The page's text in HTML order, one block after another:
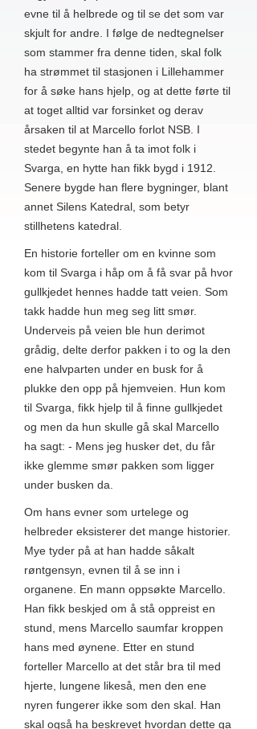
evne til å helbrede og til se det som var
skjult for andre. I følge de nedtegnelser
som stammer fra denne tiden, skal folk
ha strømmet til stasjonen i Lillehammer
for å søke hans hjelp, og at dette førte til
at toget alltid var forsinket og derav
årsaken til at Marcello forlot NSB. I
stedet begynte han å ta imot folk i
Svarga, en hytte han fikk bygd i 1912.
Senere bygde han flere bygninger, blant
annet Silens Katedral, som betyr
stillhetens katedral.
En historie forteller om en kvinne som
kom til Svarga i håp om å få svar på hvor
gullkjedet hennes hadde tatt veien. Som
takk hadde hun meg seg litt smør.
Underveis på veien ble hun derimot
grådig, delte derfor pakken i to og la den
ene halvparten under en busk for å
plukke den opp på hjemveien. Hun kom
til Svarga, fikk hjelp til å finne gullkjedet
og men da hun skulle gå skal Marcello
ha sagt: - Mens jeg husker det, du får
ikke glemme smør pakken som ligger
under busken da.
Om hans evner som urtelege og
helbreder eksisterer det mange historier.
Mye tyder på at han hadde såkalt
røntgensyn, evnen til å se inn i
organene. En mann oppsøkte Marcello.
Han fikk beskjed om å stå oppreist en
stund, mens Marcello saumfar kroppen
hans med øynene. Etter en stund
forteller Marcello at det står bra til med
hjerte, lungene likeså, men den ene
nyren fungerer ikke som den skal. Han
skal også ha beskrevet hvordan dette ga